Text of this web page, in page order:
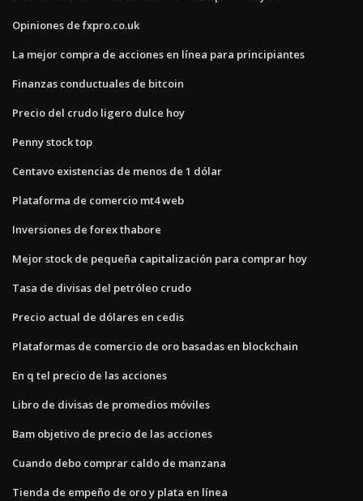
Opiniones de fxpro.co.uk
La mejor compra de acciones en línea para principiantes
Finanzas conductuales de bitcoin
Precio del crudo ligero dulce hoy
Penny stock top
Centavo existencias de menos de 1 dólar
Plataforma de comercio mt4 web
Inversiones de forex thabore
Mejor stock de pequeña capitalización para comprar hoy
Tasa de divisas del petróleo crudo
Precio actual de dólares en cedis
Plataformas de comercio de oro basadas en blockchain
En q tel precio de las acciones
Libro de divisas de promedios móviles
Bam objetivo de precio de las acciones
Cuando debo comprar caldo de manzana
Tienda de empeño de oro y plata en línea